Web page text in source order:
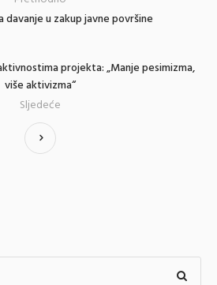
davanje u zakup javne površine
projekta: „Manje pesimizma,
više aktivizma“
Sljedeće